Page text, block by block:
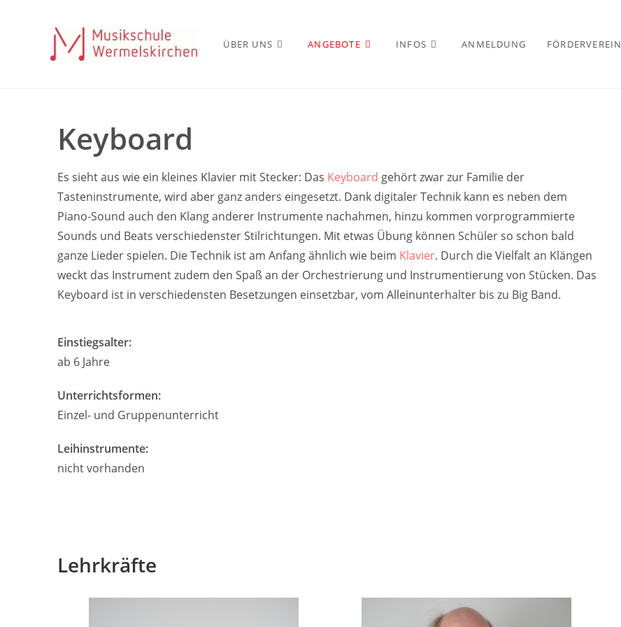
ÜBER UNS ANGEBOTE INFOS ANMELDUNG FÖRDERVEREIN
Keyboard
Es sieht aus wie ein kleines Klavier mit Stecker: Das Keyboard gehört zwar zur Familie der
Tasteninstrumente, wird aber ganz anders eingesetzt. Dank digitaler Technik kann es neben dem
Piano-Sound auch den Klang anderer Instrumente nachahmen, hinzu kommen vorprogrammierte
Sounds und Beats verschiedenster Stilrichtungen. Mit etwas Übung können Schüler so schon bald
ganze Lieder spielen. Die Technik ist am Anfang ähnlich wie beim Klavier. Durch die Vielfalt an Klängen
weckt das Instrument zudem den Spaß an der Orchestrierung und Instrumentierung von Stücken. Das
Keyboard ist in verschiedensten Besetzungen einsetzbar, vom Alleinunterhalter bis zu Big Band.
Einstiegsalter:
ab 6 Jahre
Unterrichtsformen:
Einzel- und Gruppenunterricht
Leihinstrumente:
nicht vorhanden
Lehrkräfte